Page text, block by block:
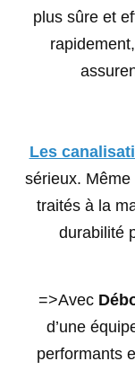
plus sûre et
Les
sérieux.
traités à la
durabilité
=>Avec
d’une
performants